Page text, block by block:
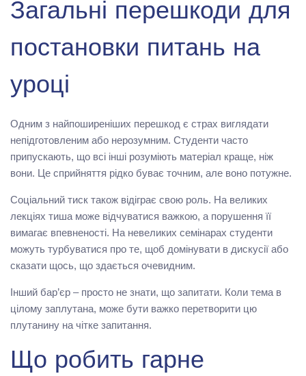
Загальні перешкоди для
постановки питань на
уроці
Одним з найпоширеніших перешкод є страх виглядати
непідготовленим або нерозумним. Студенти часто
припускають, що всі інші розуміють матеріал краще, ніж
вони. Це сприйняття рідко буває точним, але воно потужне.
Соціальний тиск також відіграє свою роль. На великих
лекціях тиша може відчуватися важкою, а порушення її
вимагає впевненості. На невеликих семінарах студенти
можуть турбуватися про те, щоб домінувати в дискусії або
сказати щось, що здається очевидним.
Інший бар’єр – просто не знати, що запитати. Коли тема в
цілому заплутана, може бути важко перетворити цю
плутанину на чітке запитання.
Що робить гарне